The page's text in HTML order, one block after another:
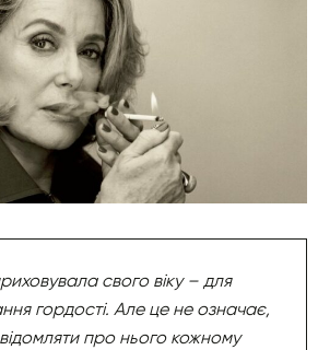
свого віку – для
гордості. Але це не означає,
про нього кожному